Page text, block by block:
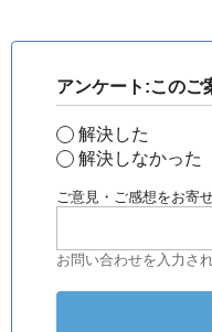
アンケート:このご
解決した
解決しなかった
ご意見・ご感想をお寄
お問い合わせを入力さ